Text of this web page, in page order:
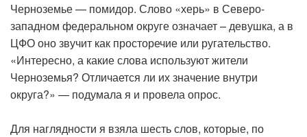
Черноземье — помидор. Слово «херь» в Северо-
западном федеральном округе означает – девушка, а в
ЦФО оно звучит как просторечие или ругательство.
«Интересно, а какие слова используют жители
Черноземья? Отличается ли их значение внутри
округа?» — подумала я и провела опрос.
Для наглядности я взяла шесть слов, которые, по